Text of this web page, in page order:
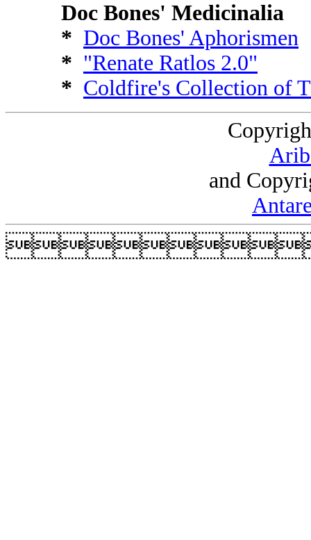
Doc Bones' Medicinalia
* Doc Bones' Aphorismen
* "Renate Ratlos 2.0"
* Coldfire's Collection of
and